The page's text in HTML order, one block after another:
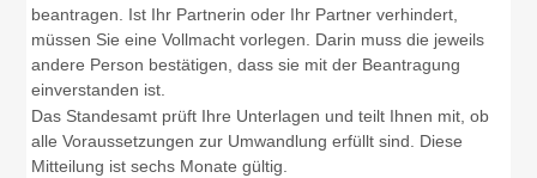
beantragen. Ist Ihr Partnerin oder Ihr Partner verhindert,
müssen Sie eine Vollmacht vorlegen. Darin muss die jeweils
andere Person bestätigen, dass sie mit der Beantragung
einverstanden ist.
Das Standesamt prüft Ihre Unterlagen und teilt Ihnen mit, ob
alle Voraussetzungen zur Umwandlung erfüllt sind. Diese
Mitteilung ist sechs Monate gültig.